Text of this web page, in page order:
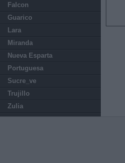
Falcon
Guarico
Lara
Miranda
Nueva Esparta
Portuguesa
Sucre_ve
Trujillo
Zulia